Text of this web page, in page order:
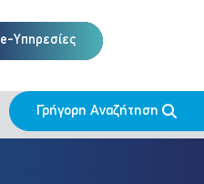
e-Υπηρεσίες
Γρήγορη Αναζήτηση